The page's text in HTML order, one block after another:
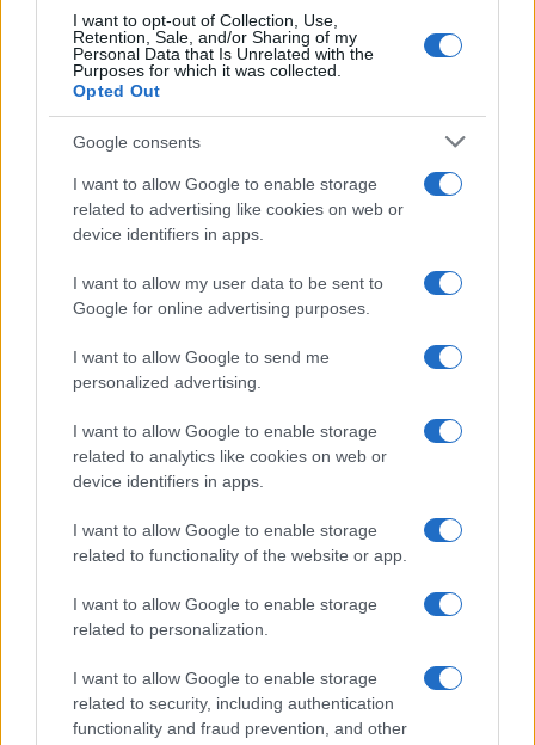
I want to opt-out of Collection, Use,
Retention, Sale, and/or Sharing of my
Personal Data that Is Unrelated with the
Purposes for which it was collected.
Opted Out
Google consents
I want to allow Google to enable storage
related to advertising like cookies on web or
device identifiers in apps.
I want to allow my user data to be sent to
Google for online advertising purposes.
I want to allow Google to send me
personalized advertising.
I want to allow Google to enable storage
related to analytics like cookies on web or
device identifiers in apps.
I want to allow Google to enable storage
related to functionality of the website or app.
I want to allow Google to enable storage
related to personalization.
I want to allow Google to enable storage
related to security, including authentication
functionality and fraud prevention, and other
dívida volta a vencer em uma única parcela e as ações de
recuperação podem ser
retomadas.
O guia completo para pagamento de registros fiscais em
parcelas fornece todas as informações de que você precisa
para gerenciar dívidas fiscais de forma eficaz. Para mais
oficiais da Agência de Receitas e da ADER e entrar em
contato com um consultor fiscal
AUTOR